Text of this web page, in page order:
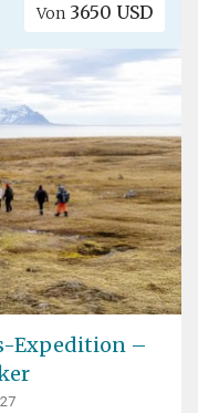
Von 3650 USD
Expedition –